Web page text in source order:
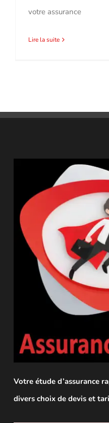
votre assurance
Lire la suite
Votre étude d’assurance
divers choix de devis et